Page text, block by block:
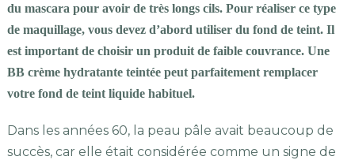
du mascara pour avoir de très longs cils. Pour réaliser ce type
de maquillage, vous devez d’abord utiliser du fond de teint. Il
est important de choisir un produit de faible couvrance. Une
BB crème hydratante teintée peut parfaitement remplacer
votre fond de teint liquide habituel.
Dans les années 60, la peau pâle avait beaucoup de
succès, car elle était considérée comme un signe de